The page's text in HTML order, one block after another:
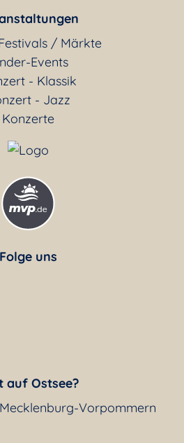
/ Märkte
Events
- Klassik
- Jazz
Konzerte
Folge uns
auf Ostsee?
Vorpommern